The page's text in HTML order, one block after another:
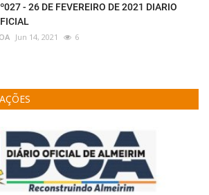
- 26 DE FEVEREIRO DE 2021 DIARIO
Jun 14, 2021 6